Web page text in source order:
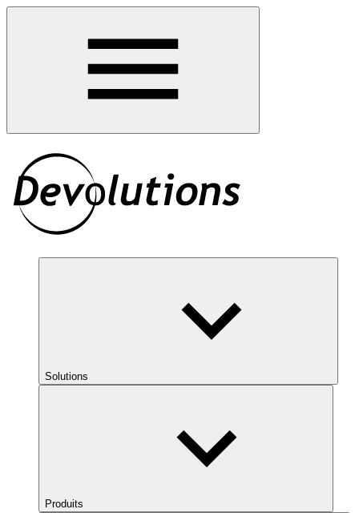
Solutions
Produits